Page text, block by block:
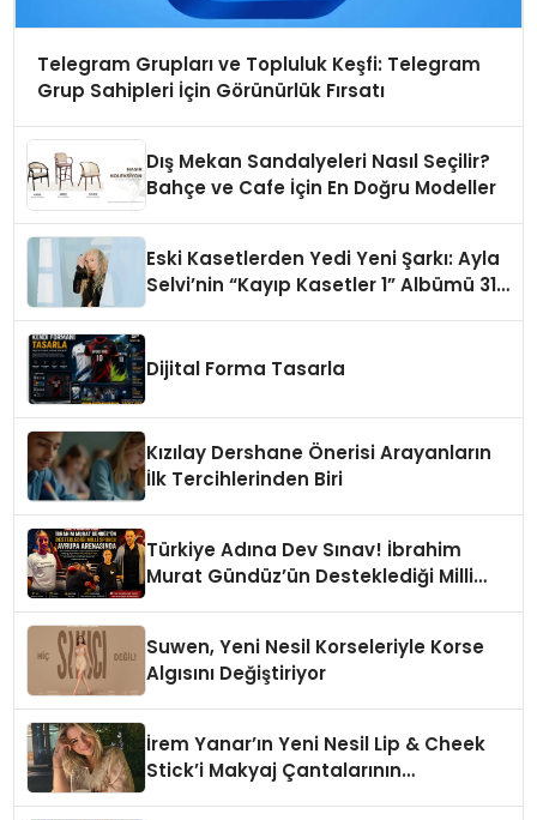
Telegram Grupları ve Topluluk Keşfi: Telegram
Grup Sahipleri İçin Görünürlük Fırsatı
Dış Mekan Sandalyeleri Nasıl Seçilir?
Bahçe ve Cafe İçin En Doğru Modeller
Eski Kasetlerden Yedi Yeni Şarkı: Ayla
Selvi’nin “Kayıp Kasetler 1” Albümü 31
Dijital Forma Tasarla
Kızılay Dershane Önerisi Arayanların
İlk Tercihlerinden Biri
Türkiye Adına Dev Sınav! İbrahim
Murat Gündüz’ün Desteklediği Milli
Suwen, Yeni Nesil Korseleriyle Korse
Algısını Değiştiriyor
İrem Yanar’ın Yeni Nesil Lip & Cheek
Stick’i Makyaj Çantalarının